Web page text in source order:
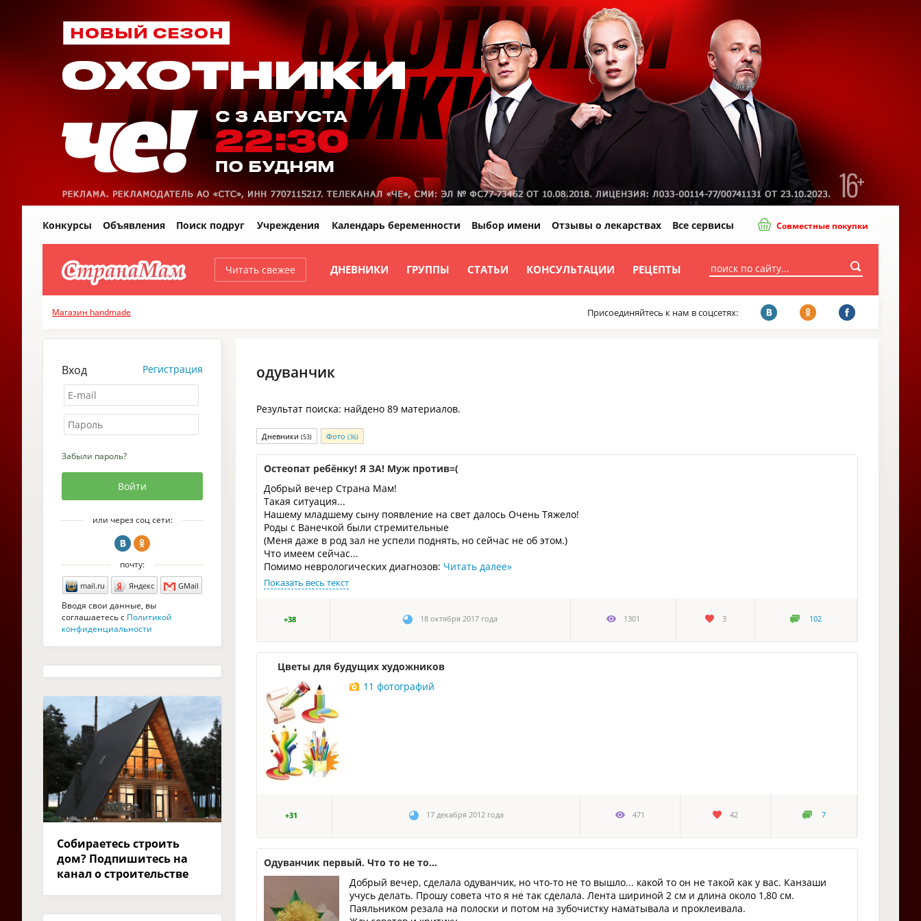
Читать свежее ДНЕВНИКИ ГРУППЫ СТАТЬИ КОНСУЛЬТАЦИИ РЕЦЕПТЫ
Конкурсы Объявления Поиск подруг Учреждения Календарь беременности Выбор имени Отзывы о лекарствах Все сервисы Совместные покупки
Магазин handmade Присоединяйтесь к нам в соцсетях:
одуванчик
Результат поиска: найдено 89 материалов.
Дневники (53) Фото (36)
Остеопат ребёнку! Я ЗА! Муж против=(
Добрый вечер Страна Мам!
Такая ситуация...
Нашему младшему сыну появление на свет далось Очень Тяжело!
Роды с Ванечкой были стремительные
(Меня даже в род зал не успели поднять, но сейчас не об этом.)
Что имеем сейчас...
Помимо неврологических диагнозов: Читать далее»
Показать весь текст
+38 18 октября 2017 года 1301 3 102
Цветы для будущих художников
11 фотографий
+31 17 декабря 2012 года 471 42 7
Одуванчик первый. Что то не то...
Добрый вечер, сделала одуванчик, но что-то не то вышло... какой то он не такой как у вас. Канзаши
учусь делать. Прошу совета что я не так сделала. Лента шириной 2 см и длина около 1,80 см.
Паяльником резала на полоски и потом на зубочистку наматывала и проклеивала.
Вход Регистрация
Забыли пароль?
или через соц сети:
почту:
mail.ru Яндекс GMail
Вводя свои данные, вы
соглашаетесь с Политикой
конфиденциальности
Собираетесь строить
дом? Подпишитесь на
канал о строительстве